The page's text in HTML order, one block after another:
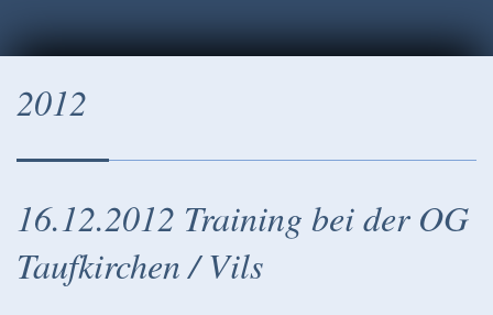
2012
16.12.2012 Training bei der OG
Taufkirchen / Vils